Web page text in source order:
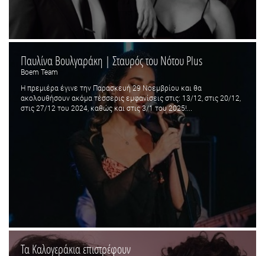
Παυλίνα Βουλγαράκη | Σταυρός του Νότου Plus
Boem Team
Η πρεμιέρα έγινε την Παρασκευή 29 Νοεμβρίου και θα
ακολουθήσουν ακόμα τέσσερις εμφανίσεις στις: 13/12, στις 20/12,
στις 27/12 του 2024, καθώς και στις 3/1 του 2025!...
Τα Καλογεράκια επιστρέφουν